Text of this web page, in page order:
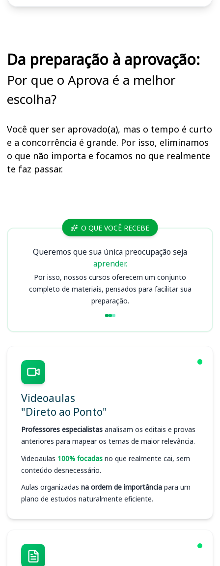
Da preparação à aprovação:
Por que o Aprova é a melhor
escolha?
Você quer ser aprovado(a), mas o tempo é curto
e a concorrência é grande. Por isso, eliminamos
o que não importa e focamos no que realmente
te faz passar.
Cursos O QUE VOCÊ RECEBE
Queremos que sua única preocupação seja
aprender.
Por isso, nossos cursos oferecem um conjunto
completo de materiais, pensados para facilitar sua
preparação.
Videoaulas
"Direto ao Ponto"
Professores especialistas analisam os editais e provas
anteriores para mapear os temas de maior relevância.
Videoaulas 100% focadas no que realmente cai, sem
conteúdo desnecessário.
Aulas organizadas na ordem de importância para um
plano de estudos naturalmente eficiente.